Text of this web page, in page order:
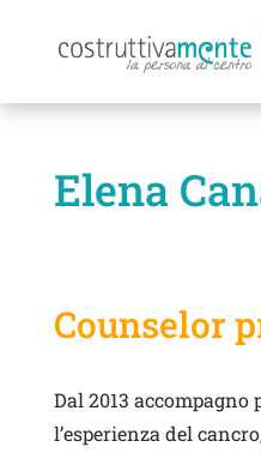
Elena
Counselor
Dal 2013 accompagno
l’esperienza del